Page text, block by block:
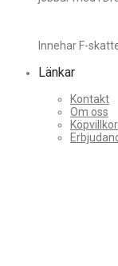
Innehar F-
Länkar
Kontakt
Om oss
Köpvillkor